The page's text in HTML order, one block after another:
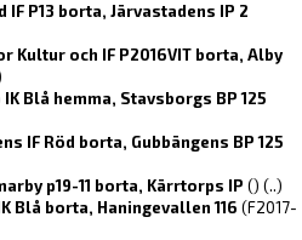
IF P13 borta, Järvastadens IP 2
Kultur och IF P2016VIT borta, Alby
Blå hemma, Stavsborgs BP 125
IF Röd borta, Gubbängens BP 125
p19-11 borta, Kärrtorps IP () (..)
Blå borta, Haningevallen 116 (F2017-